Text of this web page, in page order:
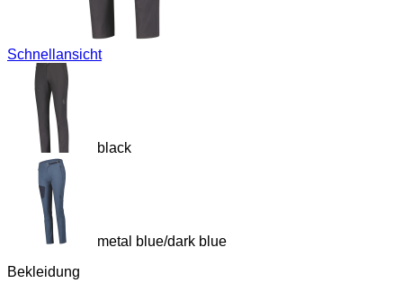
Schnellansicht
black
metal blue/dark blue
Bekleidung